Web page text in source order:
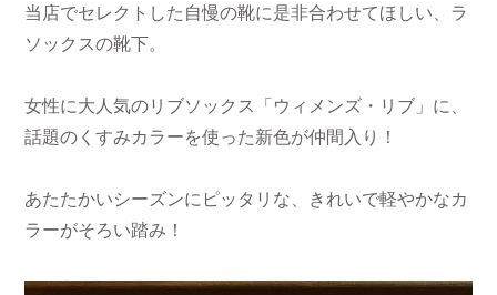
当店でセレクトした自慢の靴に是非合わせてほしい、ラ
ソックスの靴下。
女性に大人気のリブソックス「ウィメンズ・リブ」に、
話題のくすみカラーを使った新色が仲間入り！
あたたかいシーズンにピッタリな、きれいで軽やかなカ
ラーがそろい踏み！